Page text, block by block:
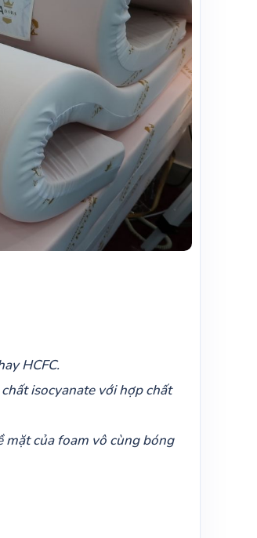
HCFC.
isocyanate với hợp chất
mặt của foam vô cùng bóng